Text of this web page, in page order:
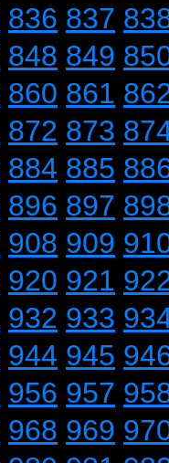
836 837
848 849
860 861
872 873
884 885
896 897
908 909
920 921
932 933
944 945
956 957
968 969